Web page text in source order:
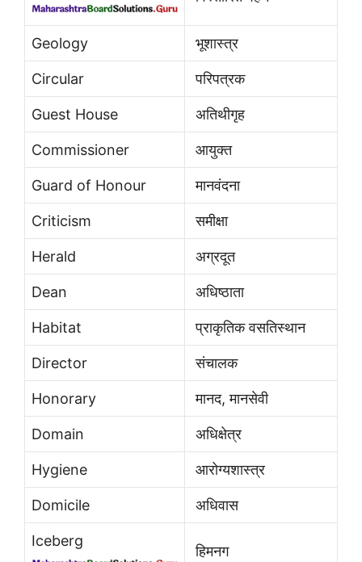
Geology भूशास्त्र
Circular परिपत्रक
Guest House अतिथीगृह
Commissioner आयुक्त
Guard of Honour मानवंदना
Criticism समीक्षा
Herald अग्रदूत
Dean अधिष्ठाता
Habitat प्राकृतिक वसतिस्थान
Director संचालक
Honorary मानद, मानसेवी
Domain अधिक्षेत्र
Hygiene आरोग्यशास्त्र
Domicile अधिवास
Iceberg
हिमनग